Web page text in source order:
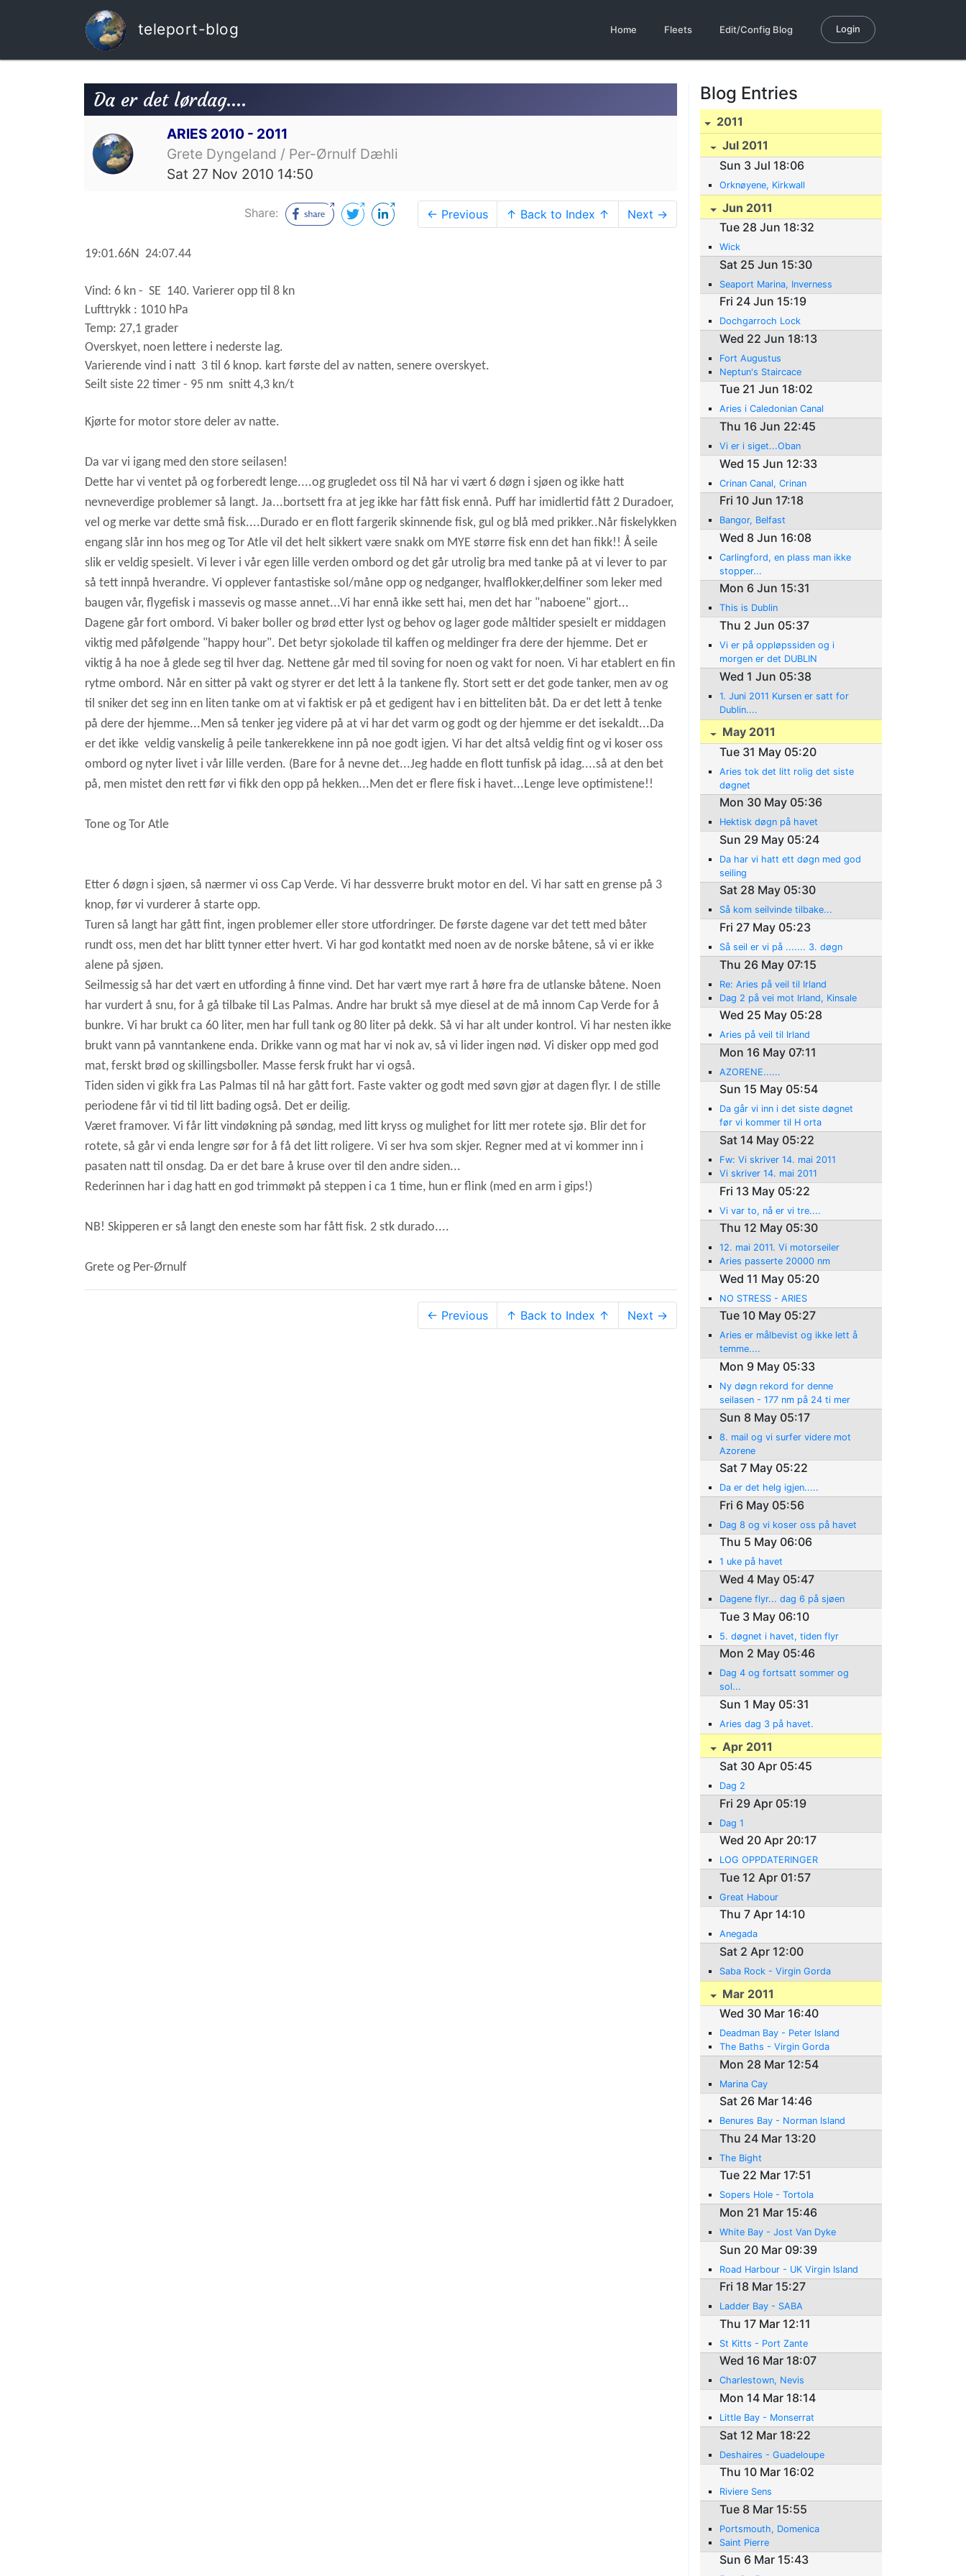
teleport-blog Home Fleets Edit/Config Blog Login
Da er det lørdag....
ARIES 2010 - 2011
Grete Dyngeland / Per-Ørnulf Dæhli
Sat 27 Nov 2010 14:50
Share: ← Previous ↑ Back to Index ↑ Next →
19:01.66N 24:07.44
Vind: 6 kn - SE 140. Varierer opp til 8 kn
Lufttrykk : 1010 hPa
Temp: 27,1 grader
Overskyet, noen lettere i nederste lag.
Varierende vind i natt 3 til 6 knop. kart første del av natten, senere overskyet.
Seilt siste 22 timer - 95 nm snitt 4,3 kn/t
Kjørte for motor store deler av natte.
Da var vi igang med den store seilasen!
Dette har vi ventet på og forberedt lenge....og grugledet oss til Nå har vi vært 6 døgn i sjøen og ikke hatt
nevneverdige problemer så langt. Ja...bortsett fra at jeg ikke har fått fisk ennå. Puff har imidlertid fått 2 Duradoer,
vel og merke var dette små fisk....Durado er en flott fargerik skinnende fisk, gul og blå med prikker..Når fiskelykken
engang slår inn hos meg og Tor Atle vil det helt sikkert være snakk om MYE større fisk enn det han fikk!! Å seile
slik er veldig spesielt. Vi lever i vår egen lille verden ombord og det går utrolig bra med tanke på at vi lever to par
så tett innpå hverandre. Vi opplever fantastiske sol/måne opp og nedganger, hvalflokker,delfiner som leker med
baugen vår, flygefisk i massevis og masse annet...Vi har ennå ikke sett hai, men det har "naboene" gjort...
Dagene går fort ombord. Vi baker boller og brød etter lyst og behov og lager gode måltider spesielt er middagen
viktig med påfølgende "happy hour". Det betyr sjokolade til kaffen og meldinger fra dere der hjemme. Det er
viktig å ha noe å glede seg til hver dag. Nettene går med til soving for noen og vakt for noen. Vi har etablert en fin
rytme ombord. Når en sitter på vakt og styrer er det lett å la tankene fly. Stort sett er det gode tanker, men av og
til sniker det seg inn en liten tanke om at vi faktisk er på et gedigent hav i en bitteliten båt. Da er det lett å tenke
på dere der hjemme...Men så tenker jeg videre på at vi har det varm og godt og der hjemme er det isekaldt...Da
er det ikke veldig vanskelig å peile tankerekkene inn på noe godt igjen. Vi har det altså veldig fint og vi koser oss
ombord og nyter livet i vår lille verden. (Bare for å nevne det...Jeg hadde en flott tunfisk på idag....så at den bet
på, men mistet den rett før vi fikk den opp på hekken...Men det er flere fisk i havet...Lenge leve optimistene!!
Tone og Tor Atle
Etter 6 døgn i sjøen, så nærmer vi oss Cap Verde. Vi har dessverre brukt motor en del. Vi har satt en grense på 3
knop, før vi vurderer å starte opp.
Turen så langt har gått fint, ingen problemer eller store utfordringer. De første dagene var det tett med båter
rundt oss, men det har blitt tynner etter hvert. Vi har god kontatkt med noen av de norske båtene, så vi er ikke
alene på sjøen.
Seilmessig så har det vært en utfording å finne vind. Det har vært mye rart å høre fra de utlanske båtene. Noen
har vurdert å snu, for å gå tilbake til Las Palmas. Andre har brukt så mye diesel at de må innom Cap Verde for å
bunkre. Vi har brukt ca 60 liter, men har full tank og 80 liter på dekk. Så vi har alt under kontrol. Vi har nesten ikke
brukt vann på vanntankene enda. Drikke vann og mat har vi nok av, så vi lider ingen nød. Vi disker opp med god
mat, ferskt brød og skillingsboller. Masse fersk frukt har vi også.
Tiden siden vi gikk fra Las Palmas til nå har gått fort. Faste vakter og godt med søvn gjør at dagen flyr. I de stille
periodene får vi tid til litt bading også. Det er deilig.
Været framover. Vi får litt vindøkning på søndag, med litt kryss og mulighet for litt mer rotete sjø. Blir det for
rotete, så går vi enda lengre sør for å få det litt roligere. Vi ser hva som skjer. Regner med at vi kommer inn i
pasaten natt til onsdag. Da er det bare å kruse over til den andre siden...
Rederinnen har i dag hatt en god trimmøkt på steppen i ca 1 time, hun er flink (med en arm i gips!)
NB! Skipperen er så langt den eneste som har fått fisk. 2 stk durado....
Grete og Per-Ørnulf
← Previous ↑ Back to Index ↑ Next →
Blog Entries
2011
Jul 2011
Sun 3 Jul 18:06
Orknøyene, Kirkwall
Jun 2011
Tue 28 Jun 18:32
Wick
Sat 25 Jun 15:30
Seaport Marina, Inverness
Fri 24 Jun 15:19
Dochgarroch Lock
Wed 22 Jun 18:13
Fort Augustus
Neptun's Staircace
Tue 21 Jun 18:02
Aries i Caledonian Canal
Thu 16 Jun 22:45
Vi er i siget...Oban
Wed 15 Jun 12:33
Crinan Canal, Crinan
Fri 10 Jun 17:18
Bangor, Belfast
Wed 8 Jun 16:08
Carlingford, en plass man ikke
stopper...
Mon 6 Jun 15:31
This is Dublin
Thu 2 Jun 05:37
Vi er på oppløpssiden og i
morgen er det DUBLIN
Wed 1 Jun 05:38
1. Juni 2011 Kursen er satt for
Dublin....
May 2011
Tue 31 May 05:20
Aries tok det litt rolig det siste
døgnet
Mon 30 May 05:36
Hektisk døgn på havet
Sun 29 May 05:24
Da har vi hatt ett døgn med god
seiling
Sat 28 May 05:30
Så kom seilvinde tilbake...
Fri 27 May 05:23
Så seil er vi på ....... 3. døgn
Thu 26 May 07:15
Re: Aries på veil til Irland
Dag 2 på vei mot Irland, Kinsale
Wed 25 May 05:28
Aries på veil til Irland
Mon 16 May 07:11
AZORENE......
Sun 15 May 05:54
Da går vi inn i det siste døgnet
før vi kommer til H orta
Sat 14 May 05:22
Fw: Vi skriver 14. mai 2011
Vi skriver 14. mai 2011
Fri 13 May 05:22
Vi var to, nå er vi tre....
Thu 12 May 05:30
12. mai 2011. Vi motorseiler
Aries passerte 20000 nm
Wed 11 May 05:20
NO STRESS - ARIES
Tue 10 May 05:27
Aries er målbevist og ikke lett å
temme....
Mon 9 May 05:33
Ny døgn rekord for denne
seilasen - 177 nm på 24 ti mer
Sun 8 May 05:17
8. mail og vi surfer videre mot
Azorene
Sat 7 May 05:22
Da er det helg igjen.....
Fri 6 May 05:56
Dag 8 og vi koser oss på havet
Thu 5 May 06:06
1 uke på havet
Wed 4 May 05:47
Dagene flyr... dag 6 på sjøen
Tue 3 May 06:10
5. døgnet i havet, tiden flyr
Mon 2 May 05:46
Dag 4 og fortsatt sommer og
sol...
Sun 1 May 05:31
Aries dag 3 på havet.
Apr 2011
Sat 30 Apr 05:45
Dag 2
Fri 29 Apr 05:19
Dag 1
Wed 20 Apr 20:17
LOG OPPDATERINGER
Tue 12 Apr 01:57
Great Habour
Thu 7 Apr 14:10
Anegada
Sat 2 Apr 12:00
Saba Rock - Virgin Gorda
Mar 2011
Wed 30 Mar 16:40
Deadman Bay - Peter Island
The Baths - Virgin Gorda
Mon 28 Mar 12:54
Marina Cay
Sat 26 Mar 14:46
Benures Bay - Norman Island
Thu 24 Mar 13:20
The Bight
Tue 22 Mar 17:51
Sopers Hole - Tortola
Mon 21 Mar 15:46
White Bay - Jost Van Dyke
Sun 20 Mar 09:39
Road Harbour - UK Virgin Island
Fri 18 Mar 15:27
Ladder Bay - SABA
Thu 17 Mar 12:11
St Kitts - Port Zante
Wed 16 Mar 18:07
Charlestown, Nevis
Mon 14 Mar 18:14
Little Bay - Monserrat
Sat 12 Mar 18:22
Deshaires - Guadeloupe
Thu 10 Mar 16:02
Riviere Sens
Tue 8 Mar 15:55
Portsmouth, Domenica
Saint Pierre
Sun 6 Mar 15:43